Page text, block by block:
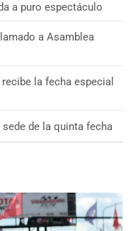
a puro espectáculo
a Asamblea
recibe la fecha especial
sede de la quinta fecha